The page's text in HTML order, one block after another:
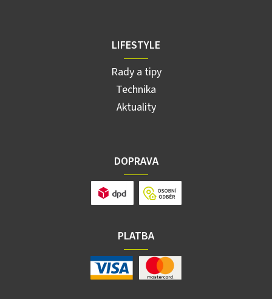
LIFESTYLE
Rady a tipy
Technika
Aktuality
DOPRAVA
PLATBA